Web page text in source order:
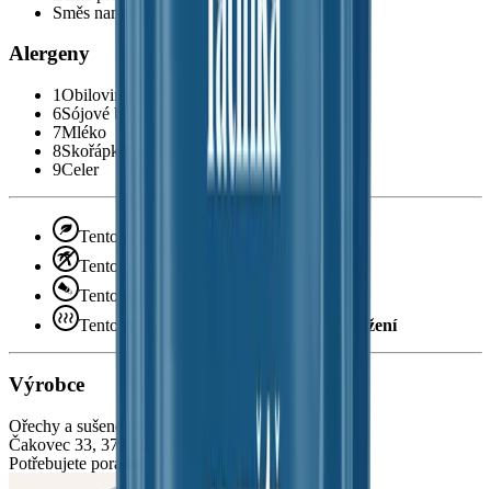
Směs namíchána v
Alergeny
1Obiloviny obsahující lepek
6Sójové boby (Sója)
7Mléko
8Skořápkové plody
9Celer
Tento produkt je vhodný pro
Tento produkt neobsahuje
Tento produkt je
Tento produkt je připravený metodou
pražení
Výrobce
Ořechy a sušené plody s.r.o.
Čakovec 33, 373 84 Čakov, ČR
Potřebujete poradit?